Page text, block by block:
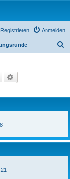
Anmelden
Registrieren
Suche